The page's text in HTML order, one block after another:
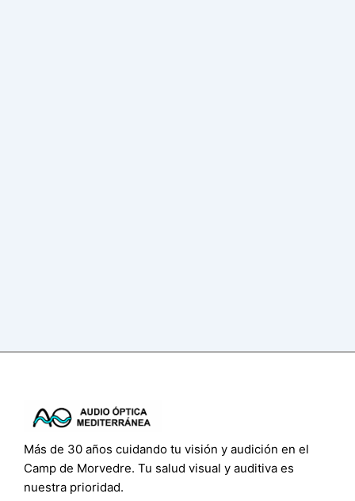
Más de 30 años cuidando tu visión y audición en el
Camp de Morvedre. Tu salud visual y auditiva es
nuestra prioridad.